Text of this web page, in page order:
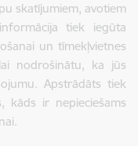
skatījumiem, avotiem
tiek iegūta
un tīmekļvietnes
nodrošinātu, ka jūs
Apstrādāts tiek
kāds ir nepieciešams